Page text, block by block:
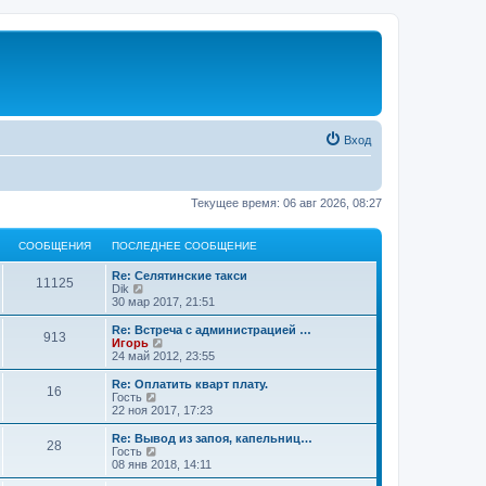
Вход
Текущее время: 06 авг 2026, 08:27
СООБЩЕНИЯ ПОСЛЕДНЕЕ СООБЩЕНИЕ
11125
Re: Селятинские такси
Dik
е
р
е
т
п
о
с
е
д
н
е
30 мар 2017, 21:51
913
Re: Встреча с администрацией …
Игорь
е
р
е
т
п
о
с
24 май 2012, 23:55
16
Re: Оплатить кварт плату.
Гость
е
р
е
т
22 ноя 2017, 17:23
28
Re: Вывод из запоя, капельниц…
Гость
е
р
08 янв 2018, 14:11